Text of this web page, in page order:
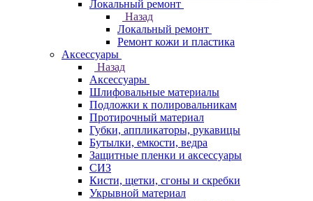
Локальный ремонт
Назад
Локальный ремонт
Ремонт кожи и пластика
Аксессуары
Назад
Аксессуары
Шлифовальные материалы
Подложки к полировальникам
Протирочный материал
Губки, аппликаторы, рукавицы
Бутылки, емкости, ведра
Защитные пленки и аксессуары
СИЗ
Кисти, щетки, сгоны и скребки
Укрывной материал